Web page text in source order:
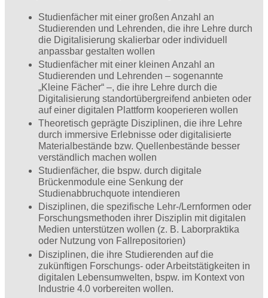
Studienfächer mit einer großen Anzahl an
Studierenden und Lehrenden, die ihre Lehre durch
die Digitalisierung skalierbar oder individuell
anpassbar gestalten wollen
Studienfächer mit einer kleinen Anzahl an
Studierenden und Lehrenden – sogenannte
„Kleine Fächer“ –, die ihre Lehre durch die
Digitalisierung standortübergreifend anbieten oder
auf einer digitalen Plattform kooperieren wollen
Theoretisch geprägte Disziplinen, die ihre Lehre
durch immersive Erlebnisse oder digitalisierte
Materialbestände bzw. Quellenbestände besser
verständlich machen wollen
Studienfächer, die bspw. durch digitale
Brückenmodule eine Senkung der
Studienabbruchquote intendieren
Disziplinen, die spezifische Lehr-/Lernformen oder
Forschungsmethoden ihrer Disziplin mit digitalen
Medien unterstützen wollen (z. B. Laborpraktika
oder Nutzung von Fallrepositorien)
Disziplinen, die ihre Studierenden auf die
zukünftigen Forschungs- oder Arbeitstätigkeiten in
digitalen Lebensumwelten, bspw. im Kontext von
Industrie 4.0 vorbereiten wollen.